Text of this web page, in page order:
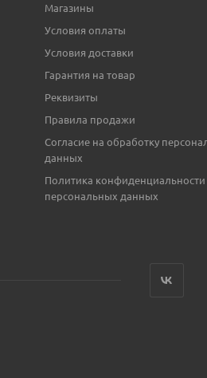
Магазины
Условия оплаты
Условия доставки
Гарантия на товар
Реквизиты
Правила продажи
Согласие на обработку
данных
Политика конфиденциальности
персональных данных